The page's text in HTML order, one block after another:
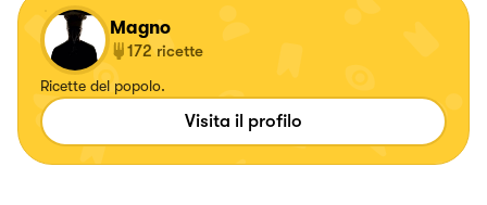
Magno
172 ricette
Ricette del popolo.
Visita il profilo